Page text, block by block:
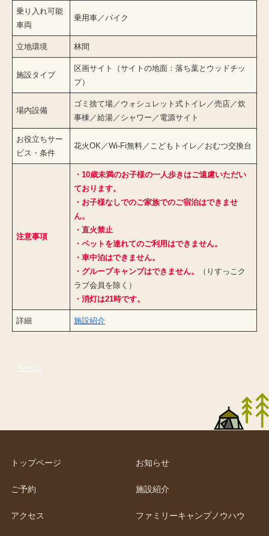
乗り入れ可能
車両
乗用車／バイク
立地環境 林間
施設タイプ
区画サイト（サイトの地面：落ち葉とウッドチッ
プ）
場内設備
ゴミ捨て場／ウォシュレット式トイレ／売店／炊
事棟／給湯／シャワー／ 電源サイト
お役立ちサー
ビス・条件
花火OK／Wi-Fi無料／こどもトイレ／おむつ交換台
注意事項
・10歳未満のお子様の一人歩きはご遠慮いただい
ております。
・お子様なしでのご家族でのご宿泊はできませ
ん。
・直火禁止
・ペットを連れてのご利用はできません。
・車中泊はできません。
・グループキャンプはできません。
（りすっこク
ラブ会員を除く）
・消灯は21時です。
詳細 施設紹介
ホーム
トップページ お知らせ
ご予約 施設紹介
アクセス ファミリーキャンプノウハウ